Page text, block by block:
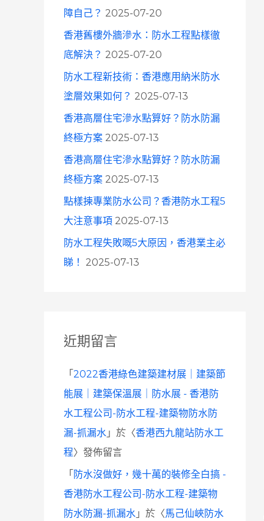
障自己？ 2025-07-20
香港舊樓外牆滲水：防水工程點樣徹
底解決？ 2025-07-20
防水工程新技術：香港應用納米防水
塗層效果如何？ 2025-07-13
香港高層住宅滲水點算好？防水防漏
終極方案 2025-07-13
香港高層住宅滲水點算好？防水防漏
終極方案 2025-07-13
點樣揀專業防水公司？香港防水工程5
大注意事項 2025-07-13
防水工程失敗嘅5大原因，香港業主必
睇！
2025-07-13
近期留言
「 2022香港綠色建築建材展｜建築節
能展｜建築保溫展｜防水展 - 香港防
水工程公司-防水工程-建築物防水防
漏-抓漏水 」於〈香港西九龍站防水工
程〉發佈留言
「 防水沒做好，幾十萬的裝修全白搞 -
香港防水工程公司-防水工程-建築物
防水防漏-抓漏水 」於〈馬己仙峽防水